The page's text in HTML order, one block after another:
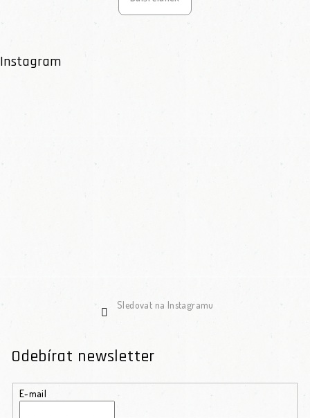
Instagram
Sledovat na Instagramu
Odebírat newsletter
E-mail